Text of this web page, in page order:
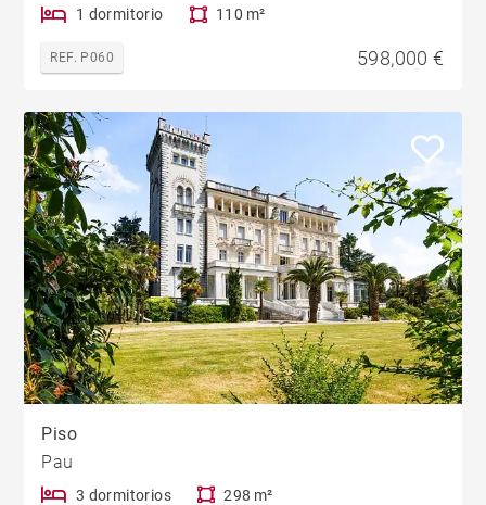
1 dormitorio 110 m²
REF. P060 598,000 €
Piso
Pau
3 dormitorios 298 m²